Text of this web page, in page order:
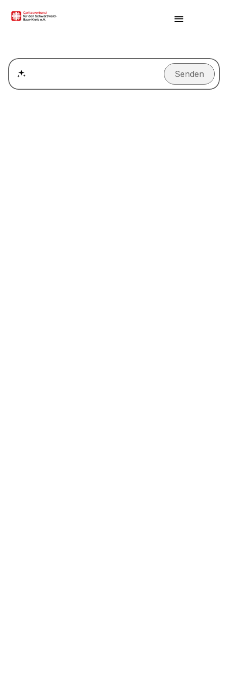
Wie kann ich einen Termin für ein Beratungsgespräch
Senden